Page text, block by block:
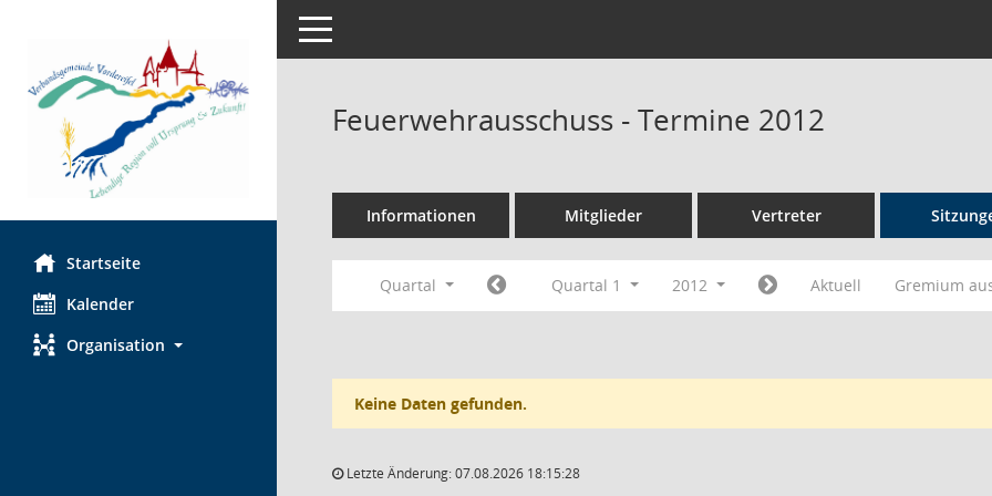
Startseite
Kalender
Organisation
Toggle navigation
Feuerwehrausschuss - Termine 2012
Informationen Mitglieder Vertreter
Quartal Quartal 1 2012 Aktuell Gremium
Keine Daten gefunden.
Letzte Änderung: 07.08.2026 18:15:28